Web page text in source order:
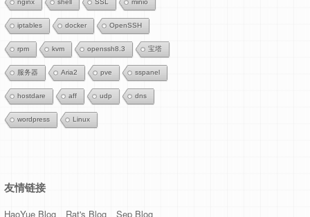
nginx shell SSL minio
iptables docker OpenSSH
rpm kvm openssh8.3 宝塔
服务器 Aria2 pve sspanel
hostdare aff udp dns
wordpress Linux
友情链接
HaoYue Blog Rat's Blog
Sep Blog